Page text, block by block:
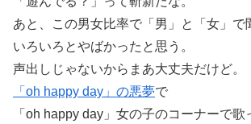
あと、この男女比率で「男」と「女」で
いろいろとやばかったと思う。
声出しじゃないからまあ大丈夫だけど。
「oh happy day」の悪夢で
「oh happy day」女の子のコーナーで歌